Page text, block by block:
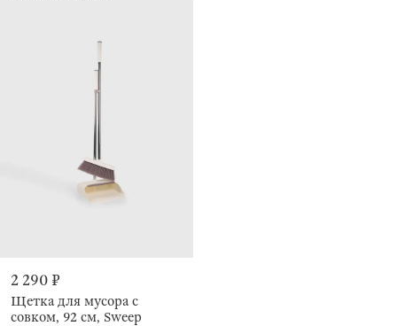
2 290 ₽
Щетка для мусора с
совком, 92 см, Sweep